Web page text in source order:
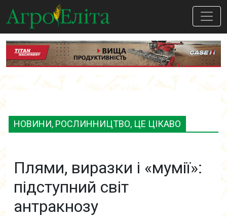
НОВИНИ, РОСЛИННИЦТВО, ЦЕ ЦІКАВО
Плями, виразки і «мумії»:
підступний світ
антракнозу